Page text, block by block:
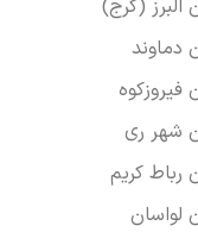
البرز (کرج)
دماوند
فیروزکوه
شهر ری
رباط کریم
لواسان